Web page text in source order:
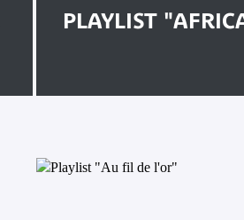
PLAYLIST